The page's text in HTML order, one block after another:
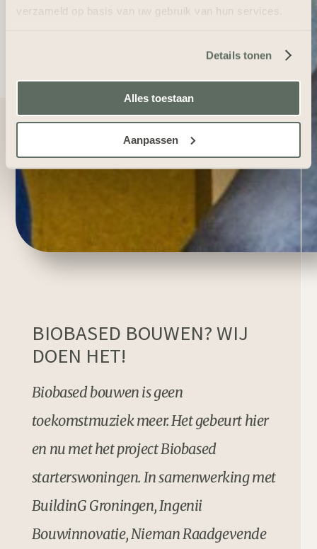
verzameld op basis van uw gebruik van hun services.
Details tonen
Alles toestaan
Aanpassen
BIOBASED BOUWEN? WIJ
DOEN HET!
Biobased bouwen is geen
toekomstmuziek meer. Het gebeurt hier
en nu met het project Biobased
starterswoningen. In samenwerking met
BuildinG Groningen, Ingenii
Bouwinnovatie, Nieman Raadgevende